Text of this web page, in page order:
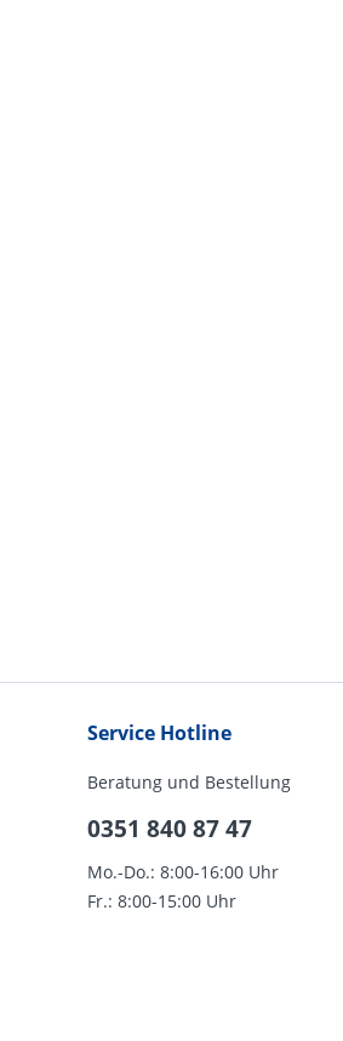
Service Hotline
Beratung und Bestellung
0351 840 87 47
Mo.-Do.: 8:00-16:00 Uhr
Fr.: 8:00-15:00 Uhr